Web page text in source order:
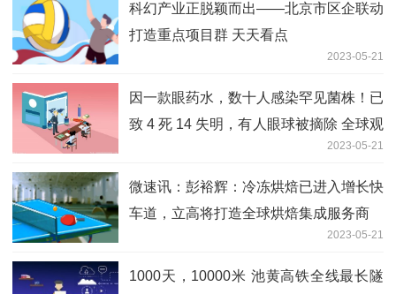
科幻产业正脱颖而出——北京市区企联动
打造重点项目群 天天看点
2023-05-21
因一款眼药水，数十人感染罕见菌株！已
致 4 死 14 失明，有人眼球被摘除 全球观
2023-05-21
微速讯：彭裕辉：冷冻烘焙已进入增长快
车道，立高将打造全球烘焙集成服务商
2023-05-21
1000天，10000米 池黄高铁全线最长隧